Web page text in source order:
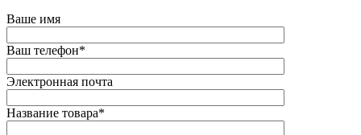
Ваше имя
Ваш телефон*
Электронная почта
Название товара*